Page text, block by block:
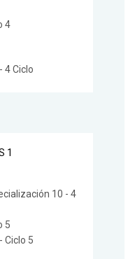
4
4 Ciclo
1
10 - 4
5
Ciclo 5